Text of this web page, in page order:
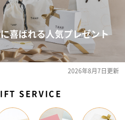
喜ばれる人気プレゼント
2026年8月7日更新
SERVICE